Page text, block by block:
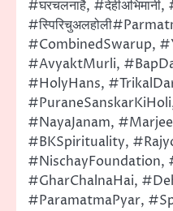
#घरचलनाहै, #देहीअभिमानी,
#CombinedSwarup,
#AvyaktMurli,
#HolyHans,
#NayaJanam,
#BKSpirituality,
#NischayFoundation,
#GharChalnaHai,
#ParamatmaPyar,